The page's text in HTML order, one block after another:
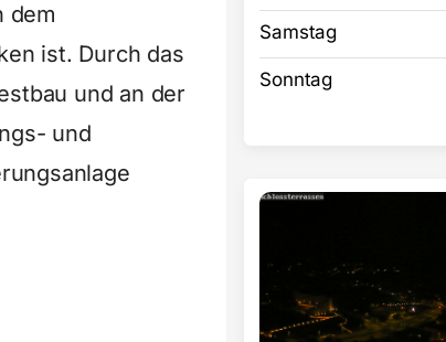
dem
ist. Durch das
und an der
und
Samstag
Sonntag